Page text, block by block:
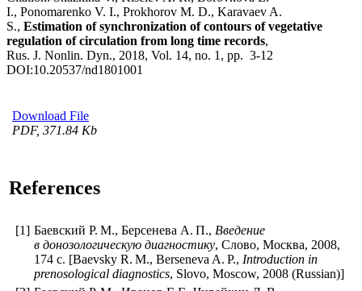
I., Ponomarenko V. I., Prokhorov M. D., Karavaev A.
S., Estimation of synchronization of contours of vegetative
regulation of circulation from long time records,
Rus. J. Nonlin. Dyn., 2018, Vol. 14, no. 1, pp. 3-12
DOI:10.20537/nd1801001
Download File
PDF, 371.84 Kb
References
[1] Баевский Р. М., Берсенева А. П., Введение
в донозологическую диагностику, Слово, Москва, 2008,
174 с. [Baevsky R. M., Berseneva A. P., Introduction in
prenosological diagnostics, Slovo, Moscow, 2008 (Russian)]